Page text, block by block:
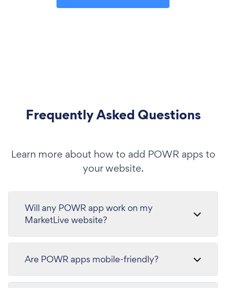
Frequently Asked Questions
Learn more about how to add POWR apps to
your website.
Will any POWR app work on my
MarketLive website?
Are POWR apps mobile-friendly?